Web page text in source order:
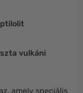
vulkáni
amely speciális